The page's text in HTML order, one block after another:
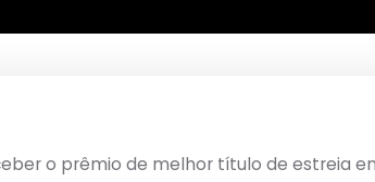
o prêmio de melhor título de estreia